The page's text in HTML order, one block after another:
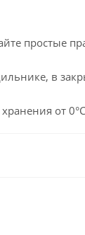
простые
в
от